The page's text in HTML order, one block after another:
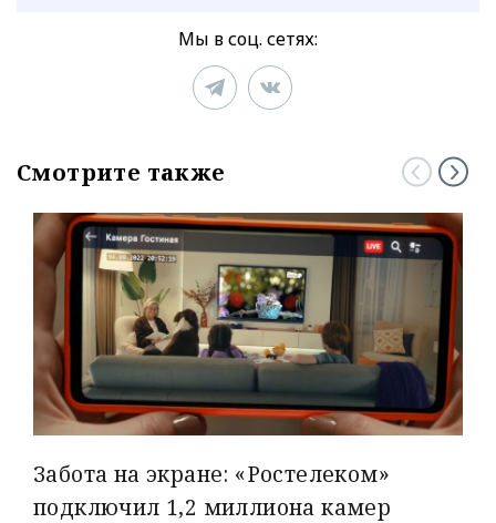
Мы в соц. сетях:
Смотрите также
Забота на экране: «Ростелеком»
подключил 1,2 миллиона камер